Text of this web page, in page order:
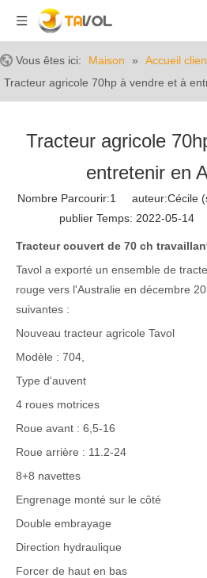
Vous êtes ici: Maison » Accueil
Tracteur agricole 70hp à vendre et à
Tracteur agricole
entretenir en
Nombre Parcourir:1
auteur:Cécile
publier Temps: 2022-05-
Tracteur couvert de 70 ch
Tavol a exporté un ensemble de
rouge vers l'Australie en décembre
suivantes :
Nouveau tracteur agricole Tavol
Modèle : 704,
Type d'auvent
4 roues motrices
Roue avant : 6,5-16
Roue arrière : 11.2-24
8+8 navettes
Engrenage monté sur le côté
Double embrayage
Direction hydraulique
Forcer de haut en bas